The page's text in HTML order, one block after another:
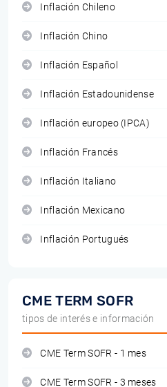
Inflación Chileno
Inflación Chino
Inflación Español
Inflación Estadounidense
Inflación europeo (IPCA)
Inflación Francés
Inflación Italiano
Inflación Mexicano
Inflación Portugués
CME TERM SOFR
tipos de interés e información
CME Term SOFR - 1 mes
CME Term SOFR - 3 meses